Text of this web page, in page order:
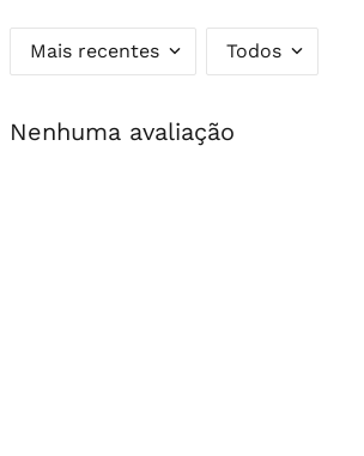
Mais recentes Todos
Nenhuma avaliação